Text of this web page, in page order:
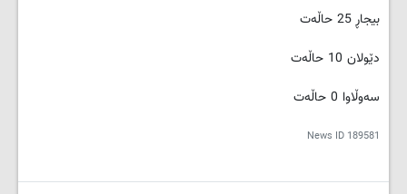
بیجاڕ 25 حاڵەت
دێولان 10 حاڵەت
سەوڵاوا 0 حاڵەت
News ID 189581